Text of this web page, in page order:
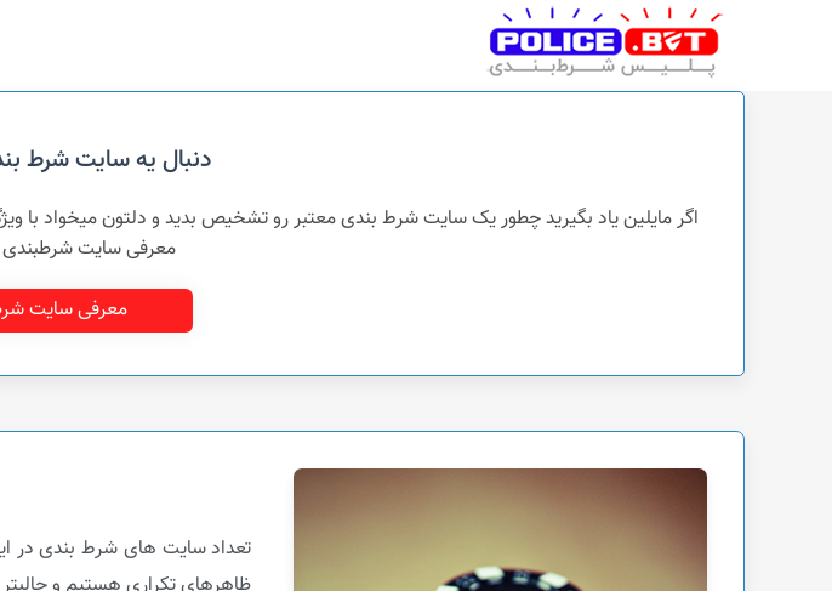
پلیس شرط بندی
دنبال یه سایت شرط
اگر مایلین یاد بگیرید چطور یک سایت شرط بندی معتبر رو تشخیص بدید و دلتون میخواد
معرفی سایت شرطبندی
معرفی سایت
تعداد سایت های شرط بندی در